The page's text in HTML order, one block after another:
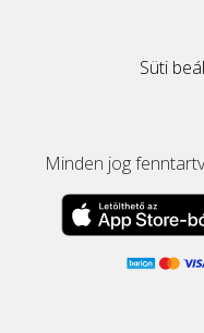
Süti
Minden jog